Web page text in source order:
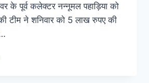
के पूर्व कलेक्टर नन्नूमल पहाड़िया को
टीम ने शनिवार को 5 लाख रुपए की